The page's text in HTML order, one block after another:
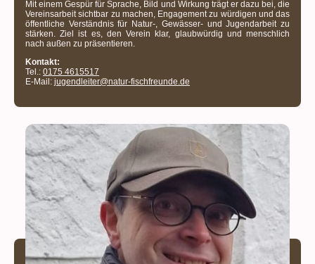
Mit einem Gespür für Sprache, Bild und Wirkung trägt er dazu bei, die
Vereinsarbeit sichtbar zu machen, Engagement zu würdigen und das
öffentliche Verständnis für Natur-, Gewässer- und Jugendarbeit zu
stärken. Ziel ist es, den Verein klar, glaubwürdig und menschlich
nach außen zu präsentieren.
Kontakt:
Tel.: 0175 4615517
E-Mail: jugendleiter@natur-fischfreunde.de